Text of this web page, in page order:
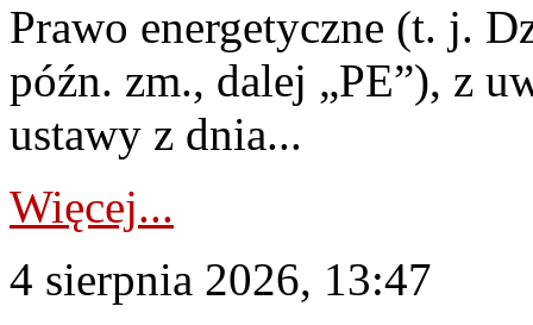
Prawo energetyczne (t. j.
późn. zm., dalej „PE”), z
ustawy z dnia...
Więcej...
4 sierpnia 2026, 13:47